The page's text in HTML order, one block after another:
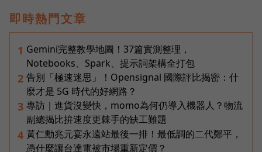
即時熱門文章
1 Gemini完整教學地圖！37篇實測整理，
Notebooks、Spark、提示詞架構全打包
2 告別「極速迷思」！Opensignal 國際評比揭密：什
麼才是 5G 時代的好網路？
3 專訪｜進貨沒變快，momo為何仍導入機器人？物流
副總揭比拚速度更棘手的缺工難題
4 黃仁勳兆元宴永遠站最後一排！最低調的二代鄭平，
憑什麼讓台達電被市場重新定價？